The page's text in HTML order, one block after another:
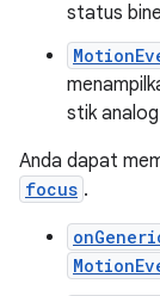
status
stik
Anda dapat
focus .